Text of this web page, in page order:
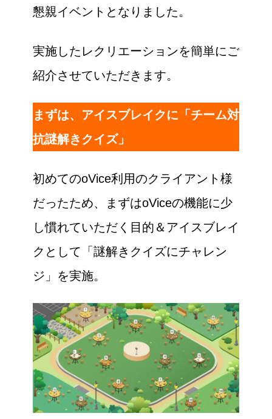
懇親イベントとなりました。
実施したレクリエーションを簡単にご
紹介させていただきます。
まずは、アイスブレイクに「チーム対
抗謎解きクイズ」
初めてのoVice利用のクライアント様
だったため、まずはoViceの機能に少
し慣れていただく目的＆アイスブレイ
クとして「謎解きクイズにチャレン
ジ」を実施。